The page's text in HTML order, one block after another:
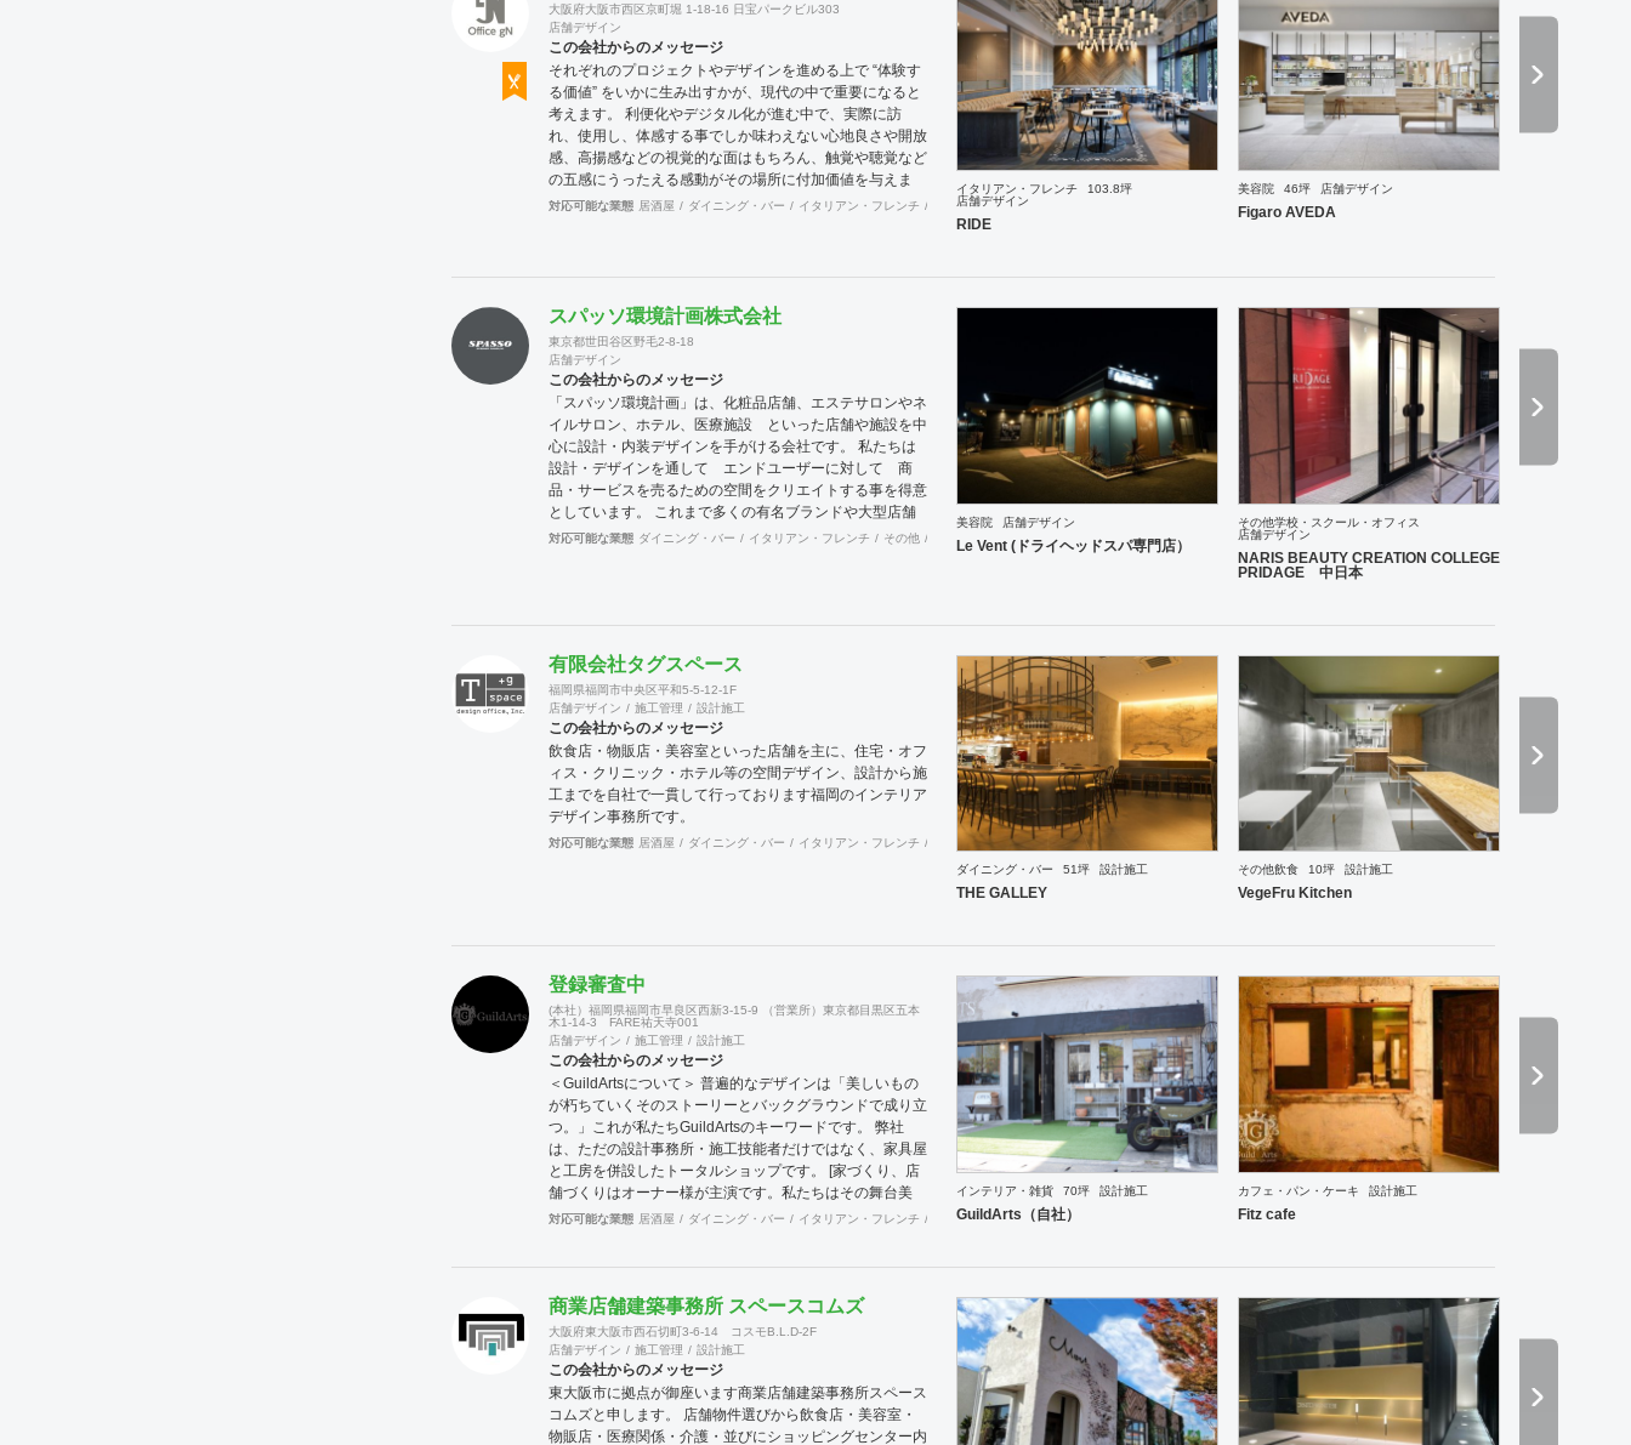
「ホスピタリティをデザインする」ことに繋がると考えま
す。 想いが形になるまで、わくわくするような「期待
感」、理想の空間が形になって「喜び」を ～cred～ 理念
とし、視覚、思考、心理にプラスに作用する空間をデザイ
ンコンセプト計画、設計から施工期間における設計監理、
工事完了後のアフターサービス～までサポートいたしま
す。
大阪府大阪市西区京町堀 1-18-16 日宝パークビル303
店舗デザイン
この会社からのメッセージ
それぞれのプロジェクトやデザインを進める上で “体験す
る価値” をいかに生み出すかが、現代の中で重要になると
考えます。 利便化やデジタル化が進む中で、実際に訪
れ、使用し、体感する事でしか味わえない心地良さや開放
感、高揚感などの視覚的な面はもちろん、触覚や聴覚など
の五感にうったえる感動がその場所に付加価値を与えま
す。 その感動を生み出し、他には無い価値を持った空間
て具現化します。 飲食業をはじめとした多様なジャンル
の商業デザインを手掛けている強みを活かし、美しいだけ
では無い心躍るデザインと従来の形態に囚われない個性を
持った提案をさせて頂きます。
対応可能な業態 居酒屋 ダイニング・バー イタリアン・フレンチ カフェ・パン・ケーキ 焼肉・中華料理・韓国料理
イタリアン・フレンチ
103.8坪
店舗デザイン
RIDE
美容院 46坪 店舗デザイン
Figaro AVEDA
スパッソ環境計画株式会社
東京都世田谷区野毛2-8-18
店舗デザイン
この会社からのメッセージ
「スパッソ環境計画」は、化粧品店舗、エステサロンやネ
イルサロン、ホテル、医療施設 といった店舗や施設を中
心に設計・内装デザインを手がける会社です。 私たちは
設計・デザインを通して エンドユーザーに対して 商
品・サービスを売るための空間をクリエイトする事を得意
としています。 これまで多くの有名ブランドや大型店舗
の美容系施設ぼ実績を経験を活かして、女性の気持ちを動
歴史があります。 少数精鋭のチームですのでフットワー
性の購買心理など女性のマーケティング理論に基づいた店
舗 設計には定評があり、日本だけでなく中国をはじめと
する海外店舗でも大きな反響を実現してきました。 豊富
な店舗デザイン実績を持つ浜村さとると女性デザイナーの
コラボレーションにより 感性を生かした上で計算された
空間。集客や売り上げにつなげていきます。 設計施工ご
希望のお客様には 施工会社とのコラボレーションにて対
応が可能でございます。どうぞご相談ください。
対応可能な業態 ダイニング・バー イタリアン・フレンチ その他 イベントブース・ショールーム その他 老人ホーム 医院・クリニック
美容院 店舗デザイン
Le Vent (ドライヘッドスパ専門店）
その他学校・スクール・オフィス
店舗デザイン
NARIS BEAUTY CREATION COLLEGE
PRIDAGE 中日本
有限会社タグスペース
福岡県福岡市中央区平和5-5-12-1F
店舗デザイン
施工管理 設計施工
この会社からのメッセージ
飲食店・物販店・美容室といった店舗を主に、住宅・オフ
ィス・クリニック・ホテル等の空間デザイン、設計から施
工までを自社で一貫して行っております福岡のインテリア
デザイン事務所です。
対応可能な業態 居酒屋 ダイニング・バー イタリアン・フレンチ カフェ・パン・ケーキ ラーメン・そば・うどん 和食・寿司 焼肉・中華料理・韓国料理 その他 オフィス
ダイニング・バー 51坪 設計施工
THE GALLEY
その他飲食 10坪 設計施工
VegeFru Kitchen
登録審査中
(本社）福岡県福岡市早良区西新3-15-9 （営業所）東京都目黒区五本
木1-14-3 FARE祐天寺001
店舗デザイン
施工管理 設計施工
この会社からのメッセージ
＜GuildArtsについて＞ 普遍的なデザインは「美しいもの
が朽ちていくそのストーリーとバックグラウンドで成り立
つ。」これが私たちGuildArtsのキーワードです。 弊社
は、ただの設計事務所・施工技能者だけではなく、家具屋
と工房を併設したトータルショップです。 [家づくり、店
舗づくりはオーナー様が主演です。私たちはその舞台美
術] 家づくりもリノベーションもまずあるのは、住む方の
で生み出される新しいモノたちとつじつまを合わせ、将来
10年後、20年後に生きる人たちにも美しいと思え
る・・・そのようなコンセプトの元活動しています。 オ
ーナー様の人生を多く過ごす空間を私たちの美術で永遠に
彩れればこれ以上の幸せはありません。 私たちのショッ
プはアンティークやヴィンテージ、古ぼけた温かみのある
デザイン展開しているインテリアショップです。 そのの
対応可能な業態 居酒屋 ダイニング・バー イタリアン・フレンチ カフェ・パン・ケーキ 和食・寿司 ワーキングスペース
インテリア・雑貨 70坪 設計施工
GuildArts（自社）
カフェ・パン・ケーキ 設計施工
Fitz cafe
商業店舗建築事務所 スペースコムズ
大阪府東大阪市西石切町3-6-14 コスモB.L.D-2F
店舗デザイン
施工管理 設計施工
この会社からのメッセージ
東大阪市に拠点が御座います商業店舗建築事務所スペース
コムズと申します。 店舗物件選びから飲食店・美容室・
物販店・医療関係・介護・並びにショッピングセンター内